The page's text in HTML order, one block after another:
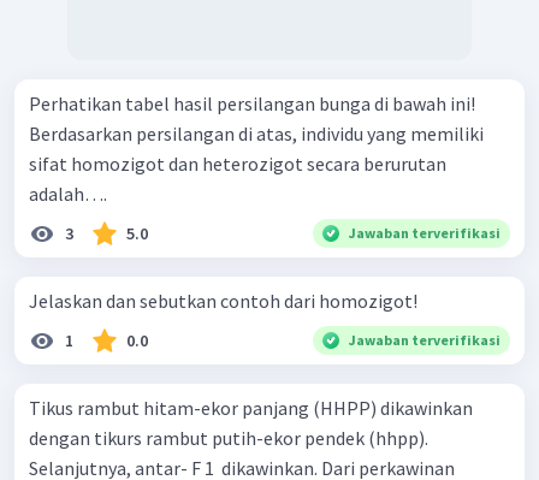
Perhatikan tabel hasil persilangan bunga di bawah ini!
Berdasarkan persilangan di atas, individu yang memiliki
sifat homozigot dan heterozigot secara berurutan
adalah….
3 5.0 Jawaban terverifikasi
Jelaskan dan sebutkan contoh dari homozigot!
1 0.0 Jawaban terverifikasi
Tikus rambut hitam-ekor panjang (HHPP) dikawinkan
dengan tikurs rambut putih-ekor pendek (hhpp).
Selanjutnya, antar- F 1 ​ dikawinkan. Dari perkawinan